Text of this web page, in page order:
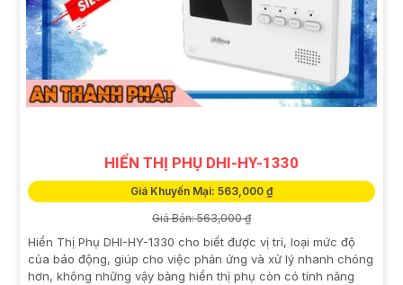
HIỂN THỊ PHỤ DHI-HY-1330
Giá Khuyến Mại: 563,000 ₫
Giá Bán: 563,000 ₫
Hiển Thị Phụ DHI-HY-1330 cho biết được vị trí, loại mức độ
của báo động, giúp cho việc phản ứng và xử lý nhanh chóng
hơn, không những vậy bảng hiển thị phụ còn có tính năng